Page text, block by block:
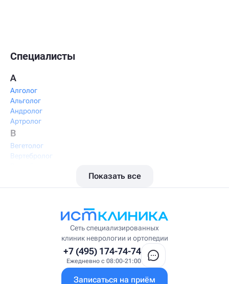
Специалисты
А
Алголог
Альголог
Андролог
Артролог
В
Вегетолог
Вертебролог
Висцеральный массажист
Врач интегративной медицины
Врач первичного приёма
Показать все
Сеть специализированных
клиник неврологии и ортопедии
+7 (495) 174-74-74
Ежедневно с 08:00-21:00
Записаться на приём